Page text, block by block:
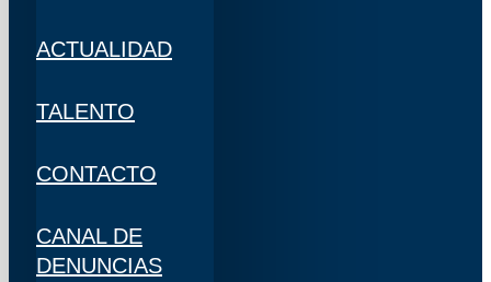
ACTUALIDAD
TALENTO
CONTACTO
CANAL DE
DENUNCIAS